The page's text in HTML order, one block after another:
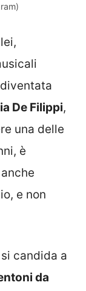
De Filippi,
una delle
è
e non
si candida a
da